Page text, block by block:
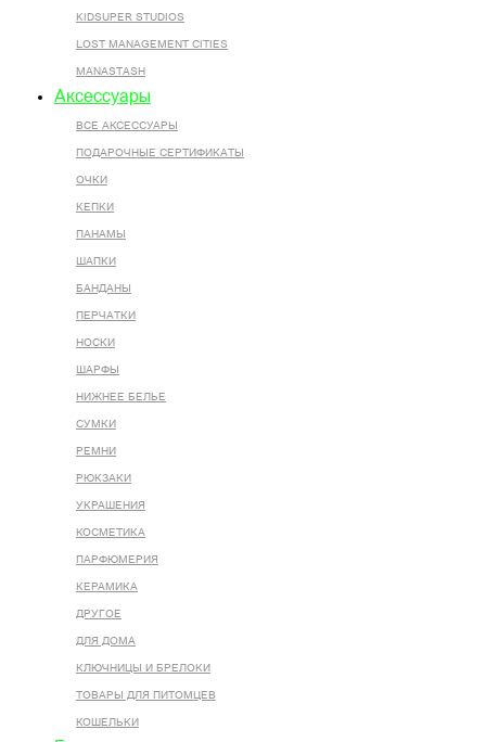
KIDSUPER STUDIOS
LOST MANAGEMENT CITIES
MANASTASH
Аксессуары
ВСЕ AКСЕССУАРЫ
ПОДАРОЧНЫЕ СЕРТИФИКАТЫ
ОЧКИ
КЕПКИ
ПАНАМЫ
ШАПКИ
БАНДАНЫ
ПЕРЧАТКИ
НОСКИ
ШАРФЫ
НИЖНЕЕ БЕЛЬЕ
СУМКИ
РЕМНИ
РЮКЗАКИ
УКРАШЕНИЯ
КОСМЕТИКА
ПАРФЮМЕРИЯ
КЕРАМИКА
ДРУГОЕ
ДЛЯ ДОМА
КЛЮЧНИЦЫ И БРЕЛОКИ
ТОВАРЫ ДЛЯ ПИТОМЦЕВ
КОШЕЛЬКИ